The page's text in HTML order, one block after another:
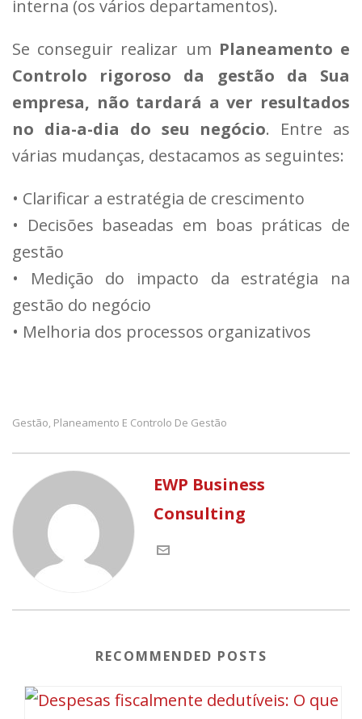
interna (os vários departamentos).
Se conseguir realizar um Planeamento e
Controlo rigoroso da gestão da Sua
empresa, não tardará a ver resultados
no dia-a-dia do seu negócio. Entre as
várias mudanças, destacamos as seguintes:
• Clarificar a estratégia de crescimento
• Decisões baseadas em boas práticas de
gestão
• Medição do impacto da estratégia na
gestão do negócio
• Melhoria dos processos organizativos
Gestão, Planeamento E Controlo De Gestão
EWP Business
Consulting
RECOMMENDED POSTS